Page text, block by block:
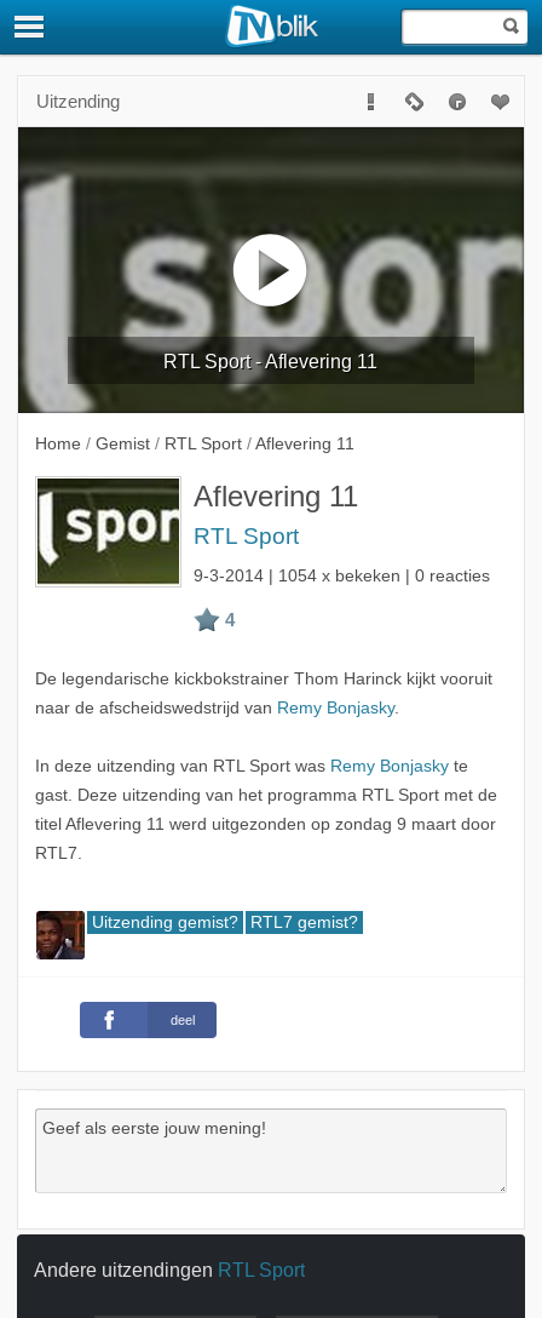
Uitzending
RTL Sport - Aflevering 11
Home / Gemist / RTL Sport / Aflevering 11
Aflevering 11
RTL Sport
9-3-2014| 1054 x bekeken | 0 reacties
De legendarische kickbokstrainer Thom Harinck kijkt vooruit
naar de afscheidswedstrijd van Remy Bonjasky.
In deze uitzending van RTL Sport was Remy Bonjaskyte
gast. Deze uitzending van het programma RTL Sport met de
titel Aflevering 11 werd uitgezonden op zondag 9 maart door
RTL7.
Uitzending gemist? RTL7 gemist?
deel
Andere uitzendingen RTL Sport